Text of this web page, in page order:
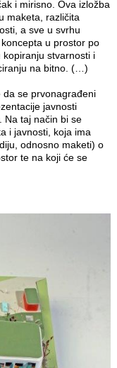
i mirisno. Ova izložba
maketa, različita
a sve u svrhu
u prostor po
stvarnosti i
na bitno. (…)
da se prvonagrađeni
javnosti
Na taj način bi se
i javnosti, koja ima
odnosno maketi) o
te na koji će se